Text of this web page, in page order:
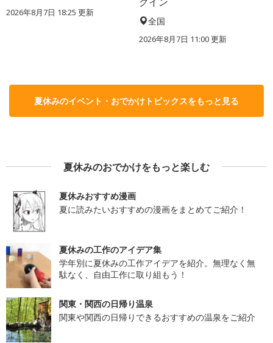
2026年8月7日 18:25 更新
全国
2026年8月7日 11:00更新
夏休みのイベント・おでかけトピックスをもっと見る
夏休みのおでかけをもっと楽しむ
夏休みおすすめ漫画
夏に読みたいおすすめの漫画をまとめてご紹介！
夏休みの工作のアイデア集
学年別に夏休みの工作アイデアを紹介。無理なく無
駄なく、自由工作に取り組もう！
関東・関西の日帰り温泉
関東や関西の日帰りできるおすすめの温泉をご紹介